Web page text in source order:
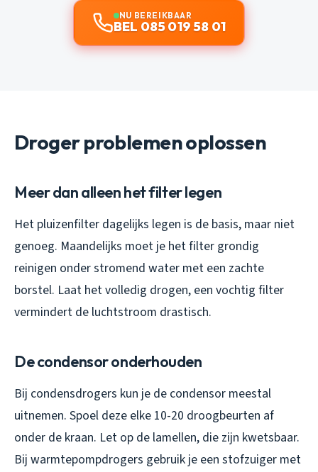
NU BEREIKBAAR
BEL 085 019 58 01
Droger problemen oplossen
Meer dan alleen het filter legen
Het pluizenfilter dagelijks legen is de basis, maar niet
genoeg. Maandelijks moet je het filter grondig
reinigen onder stromend water met een zachte
borstel. Laat het volledig drogen, een vochtig filter
vermindert de luchtstroom drastisch.
De condensor onderhouden
Bij condensdrogers kun je de condensor meestal
uitnemen. Spoel deze elke 10-20 droogbeurten af
onder de kraan. Let op de lamellen, die zijn kwetsbaar.
Bij warmtepompdrogers gebruik je een stofzuiger met